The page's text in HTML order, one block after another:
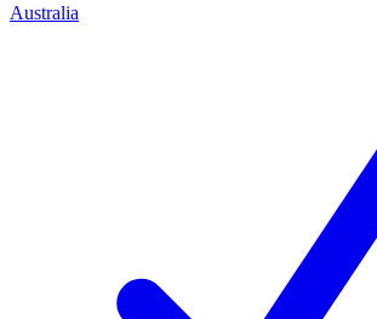
Australia